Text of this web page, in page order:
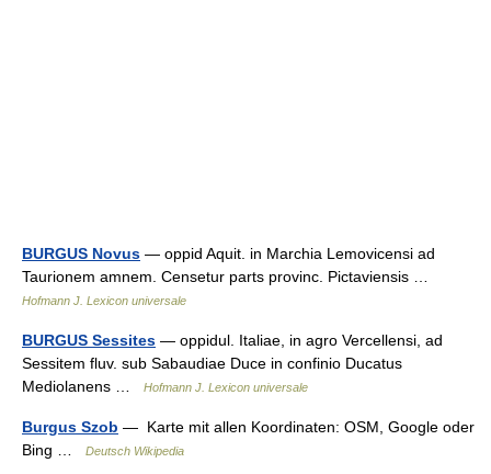
BURGUS Novus — oppid Aquit. in Marchia Lemovicensi ad
Taurionem amnem. Censetur parts provinc. Pictaviensis …
Hofmann J. Lexicon universale
BURGUS Sessites — oppidul. Italiae, in agro Vercellensi, ad
Sessitem fluv. sub Sabaudiae Duce in confinio Ducatus
Mediolanens …
Hofmann J. Lexicon universale
Burgus Szob — Karte mit allen Koordinaten: OSM, Google oder
Bing …
Deutsch Wikipedia